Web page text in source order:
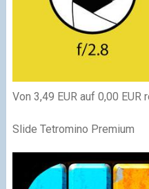
Von 3,49 EUR auf 0,00 EUR
Slide Tetromino Premium